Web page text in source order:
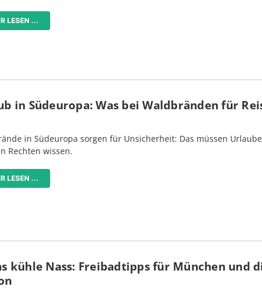
LESEN ...
in Südeuropa: Was bei Waldbränden für
in Südeuropa sorgen für Unsicherheit: Das müssen
Rechten wissen.
LESEN ...
kühle Nass: Freibadtipps für München und